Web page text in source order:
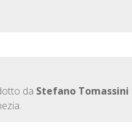
da Stefano Tomassini